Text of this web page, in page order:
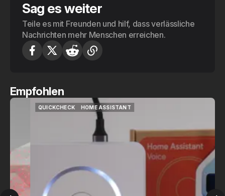
PhoneArena: „The Nothing Phone (1) has reached
end of life“
Sag es weiter
Teile es mit Freunden und hilf, dass verlässliche
Nachrichten mehr Menschen erreichen.
Empfohlen
QUICKCHECK
HOME ASSISTANT
HOME ASSISTANT